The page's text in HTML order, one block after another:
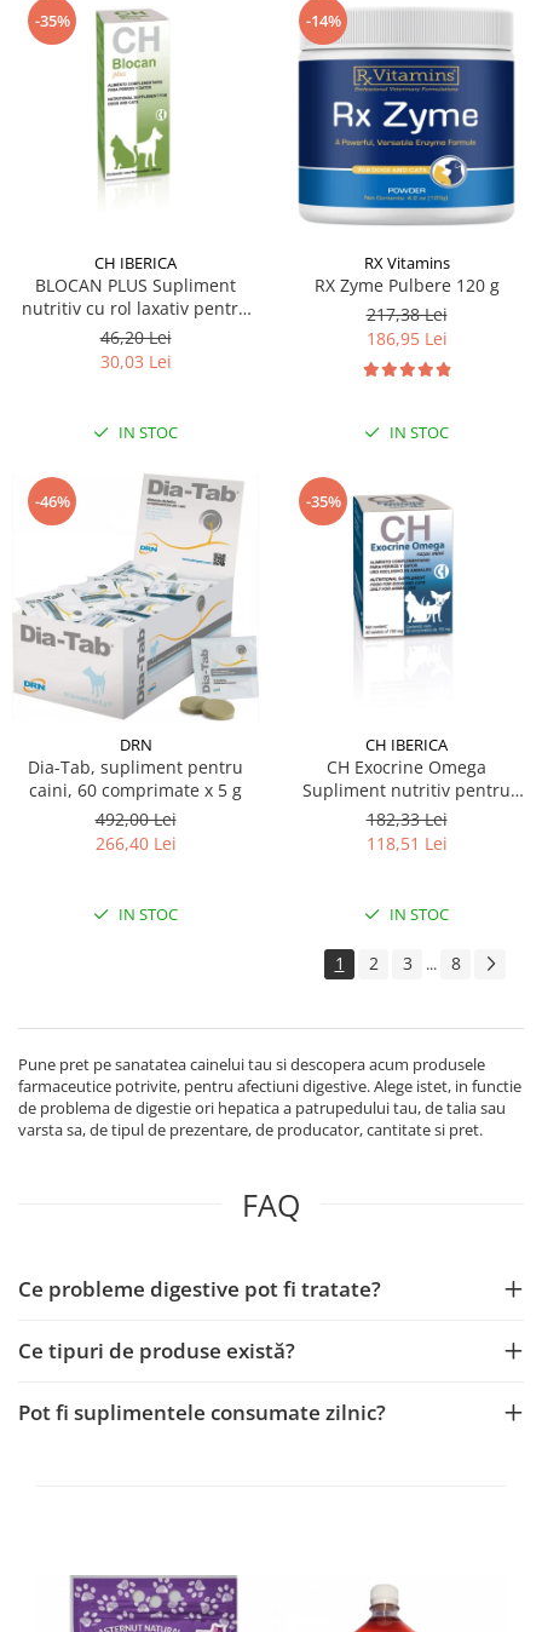
-35%
CH IBERICA
BLOCAN PLUS Supliment
nutritiv cu rol laxativ pentru
caini si pisici 100 ml
46,20 Lei
30,03 Lei
IN STOC
-14%
RX Vitamins
RX Zyme Pulbere 120 g
217,38 Lei
186,95 Lei
IN STOC
-46%
DRN
Dia-Tab, supliment pentru
caini, 60 comprimate x 5 g
492,00 Lei
266,40 Lei
IN STOC
-35%
CH IBERICA
CH Exocrine Omega
Supliment nutritiv pentru
câini și pisici cu insuficiență
pancreatică exocrină 40 tbl
182,33 Lei
118,51 Lei
IN STOC
1 2 3 ... 8
Pune pret pe sanatatea cainelui tau si descopera acum produsele
farmaceutice potrivite, pentru afectiuni digestive. Alege istet, in functie
de problema de digestie ori hepatica a patrupedului tau, de talia sau
varsta sa, de tipul de prezentare, de producator, cantitate si pret.
FAQ
Ce probleme digestive pot fi tratate?
Ce tipuri de produse există?
Pot fi suplimentele consumate zilnic?